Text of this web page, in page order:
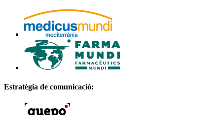
Estratègia de comunicació: